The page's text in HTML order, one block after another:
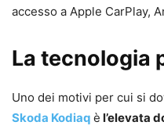
accesso a Apple CarPlay,
La tecnologia
Uno dei motivi per cui si
Skoda Kodiaq è l’elevata